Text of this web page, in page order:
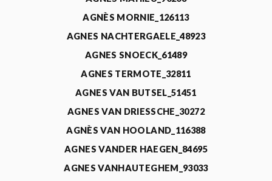
AGNÈS MORNIE_126113
AGNES NACHTERGAELE_48923
AGNES SNOECK_61489
AGNES TERMOTE_32811
AGNES VAN BUTSEL_51451
AGNES VAN DRIESSCHE_30272
AGNÈS VAN HOOLAND_116388
AGNES VANDER HAEGEN_84695
AGNES VANHAUTEGHEM_93033